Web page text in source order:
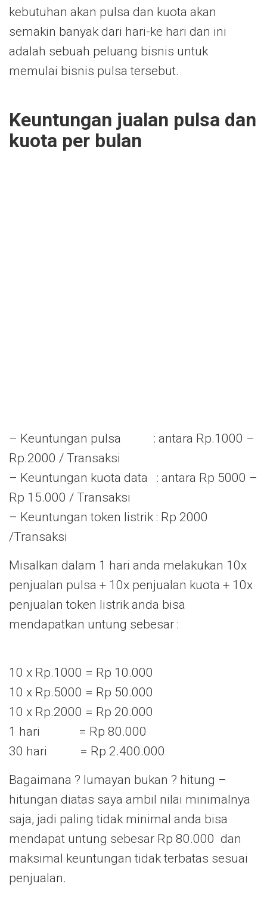
kebutuhan akan pulsa dan kuota akan
semakin banyak dari hari-ke hari dan ini
adalah sebuah peluang bisnis untuk
memulai bisnis pulsa tersebut.
Keuntungan jualan pulsa dan
kuota per bulan
– Keuntungan pulsa : antara Rp.1000 –
Rp.2000 / Transaksi
– Keuntungan kuota data : antara Rp 5000 –
Rp 15.000 / Transaksi
– Keuntungan token listrik : Rp 2000
/Transaksi
Misalkan dalam 1 hari anda melakukan 10x
penjualan pulsa + 10x penjualan kuota + 10x
penjualan token listrik anda bisa
mendapatkan untung sebesar :
10 x Rp.1000 = Rp 10.000
10 x Rp.5000 = Rp 50.000
10 x Rp.2000 = Rp 20.000
1 hari = Rp 80.000
30 hari = Rp 2.400.000
Bagaimana ? lumayan bukan ? hitung –
hitungan diatas saya ambil nilai minimalnya
saja, jadi paling tidak minimal anda bisa
mendapat untung sebesar Rp 80.000 dan
maksimal keuntungan tidak terbatas sesuai
penjualan.